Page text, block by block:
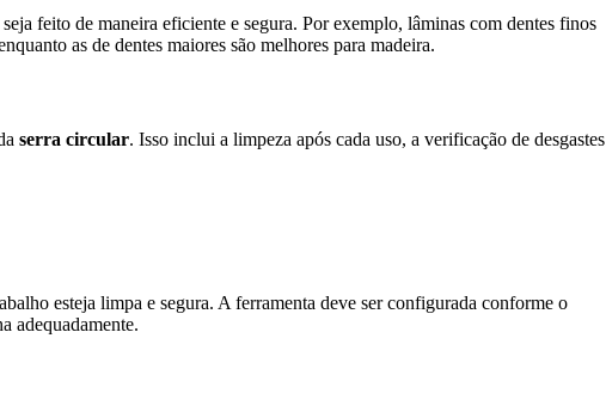
feito de maneira eficiente e segura. Por exemplo, lâminas com dentes finos
as de dentes maiores são melhores para madeira.
serra circular. Isso inclui a limpeza após cada uso, a verificação de desgastes
esteja limpa e segura. A ferramenta deve ser configurada conforme o
adequadamente.